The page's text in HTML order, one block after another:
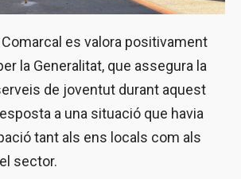
es valora positivament
la Generalitat, que assegura la
de joventut durant aquest
a una situació que havia
tant als ens locals com als
sector.